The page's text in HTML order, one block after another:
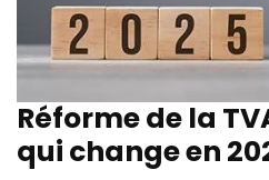
Réforme de la
qui change en